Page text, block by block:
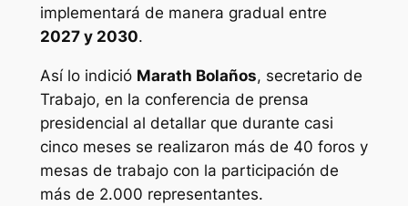
implementará de manera gradual entre
2027 y 2030.
Así lo indició Marath Bolaños, secretario de
Trabajo, en la conferencia de prensa
presidencial al detallar que durante casi
cinco meses se realizaron más de 40 foros y
mesas de trabajo con la participación de
más de 2.000 representantes.